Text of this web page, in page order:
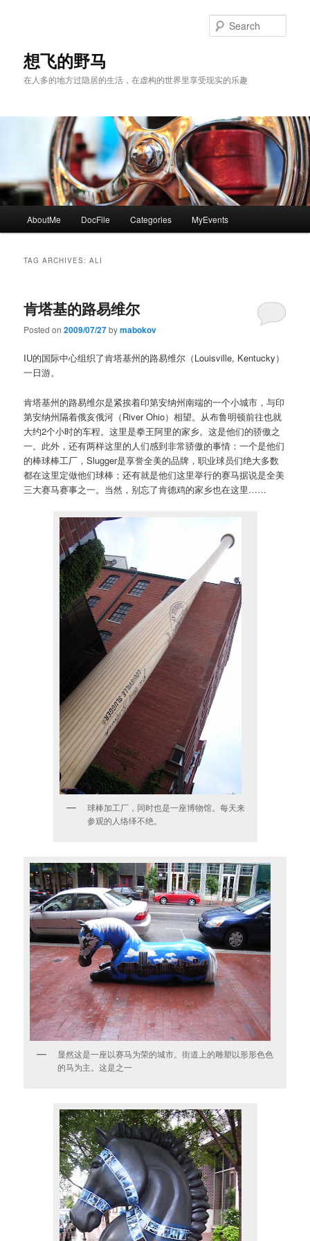
content
content想飞的野马
在人多的地方过隐居的生活，在虚构的世界里享受现实的乐趣
AboutMe DocFile Categories MyEvents
TAG ARCHIVES:ALI
肯塔基的路易维尔
Posted on2009/07/27bymabokov
IU的国际中心组织了肯塔基州的路易维尔（Louisville, Kentucky）
一日游。
肯塔基州的路易维尔是紧挨着印第安纳州南端的一个小城市，与印
第安纳州隔着俄亥俄河（River Ohio）相望。从布鲁明顿前往也就
大约2个小时的车程。这里是拳王阿里的家乡。这是他们的骄傲之
一。此外，还有两样这里的人们感到非常骄傲的事情：一个是他们
的棒球棒工厂，Slugger是享誉全美的品牌，职业球员们绝大多数
都在这里定做他们球棒；还有就是他们这里举行的赛马据说是全美
三大赛马赛事之一。当然，别忘了肯德鸡的家乡也在这里……
球棒加工厂，同时也是一座博物馆。每天来
参观的人络绎不绝。
显然这是一座以赛马为荣的城市。街道上的雕塑以形形色色
的马为主。这是之一